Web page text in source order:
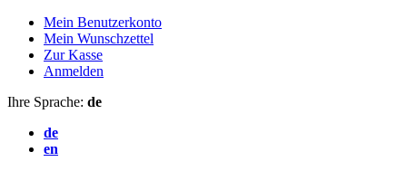
Mein Benutzerkonto
Mein Wunschzettel
Zur Kasse
Anmelden
Ihre Sprache: de
de
en